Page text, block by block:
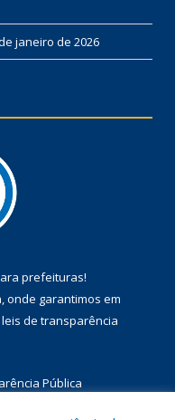
janeiro de 2026
prefeituras!
onde garantimos em
leis de transparência
Pública